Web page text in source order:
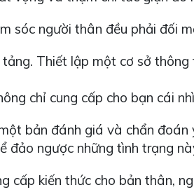
sóc người thân đều phải đối
Thiết lập một cơ sở thông
chỉ cung cấp cho bạn cái
bản đánh giá và chẩn
đảo ngược những tình trạng
cấp kiến thức cho bản thân,